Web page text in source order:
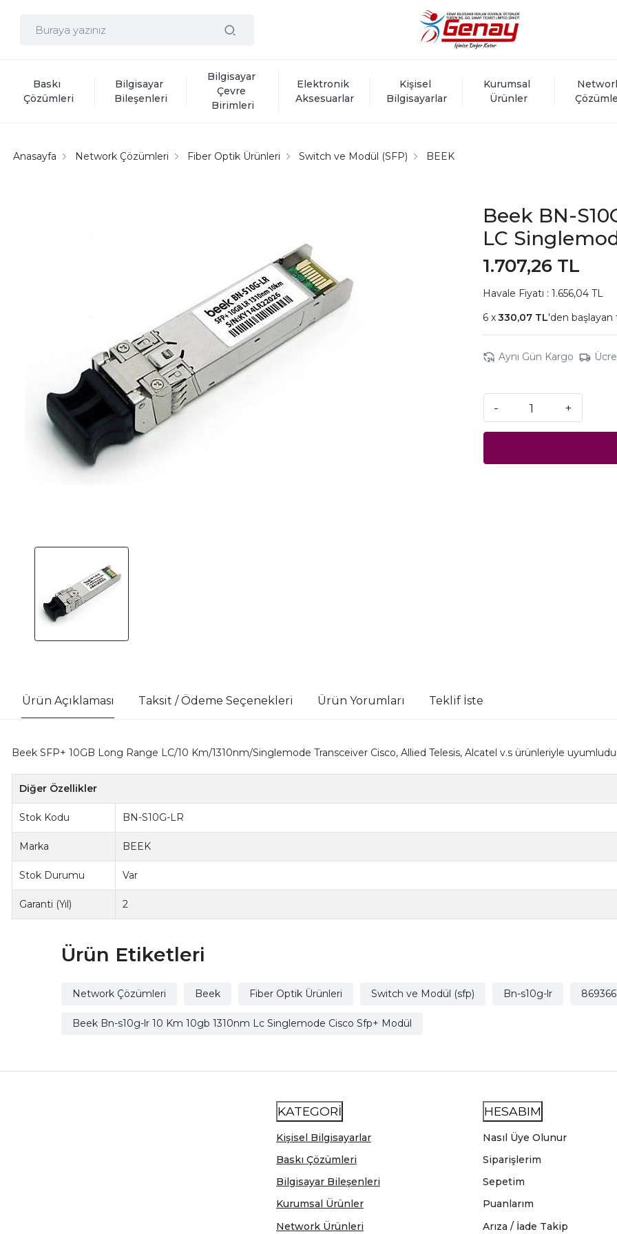
Baskı
Çözümleri
Bilgisayar
Bileşenleri
Bilgisayar
Çevre
Birimleri
Elektronik
Aksesuarlar
Kişisel
Bilgisayarlar
Kurumsal
Ürünler
Anasayfa Network Çözümleri Fiber Optik Ürünleri Switch ve Modül (SFP) BEEK
Beek BN-
LC
1.707,26 TL
Havale Fiyatı : 1.656,04 TL
330,07 TL'den
Aynı Gün Kargo
- +
Ürün Açıklaması Taksit / Ödeme Seçenekleri Ürün Yorumları Teklif İste
Beek SFP+ 10GB Long Range LC/10 Km/1310nm/Singlemode Transceiver Cisco, Allied Telesis, Alcatel v.s ürünleriyle
Diğer Özellikler
Stok Kodu BN-S10G-LR
Marka BEEK
Stok Durumu Var
Garanti (Yıl) 2
Ürün Etiketleri
Network Çözümleri Beek Fiber Optik Ürünleri Switch ve Modül (sfp) Bn-s10g-lr
Beek Bn-s10g-lr 10 Km 10gb 1310nm Lc Singlemode Cisco Sfp+ Modül
KATEGORİ
Kişisel Bilgisayarlar
Baskı Çözümleri
Bilgisayar Bileşenleri
Kurumsal Ürünler
Network Ürünleri
HESABIM
Nasıl Üye Olunur
Siparişlerim
Sepetim
Puanlarım
Arıza / İade Takip